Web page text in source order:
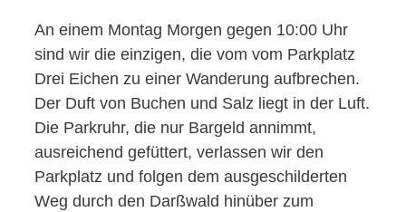
An einem Montag Morgen gegen 10:00 Uhr
sind wir die einzigen, die vom vom Parkplatz
Drei Eichen zu einer Wanderung aufbrechen.
Der Duft von Buchen und Salz liegt in der Luft.
Die Parkruhr, die nur Bargeld annimmt,
ausreichend gefüttert, verlassen wir den
Parkplatz und folgen dem ausgeschilderten
Weg durch den Darßwald hinüber zum